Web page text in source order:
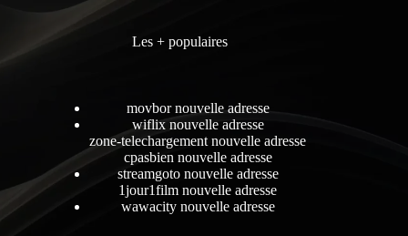
Les + populaires
movbor nouvelle adresse
wiflix nouvelle adresse
zone-telechargement nouvelle adresse
cpasbien nouvelle adresse
streamgoto nouvelle adresse
1jour1film nouvelle adresse
wawacity nouvelle adresse